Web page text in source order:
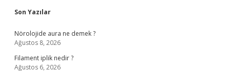
Sidebar
Son Yazılar
Nörolojide aura ne demek ?
Ağustos 8, 2026
Filament iplik nedir ?
Ağustos 6, 2026